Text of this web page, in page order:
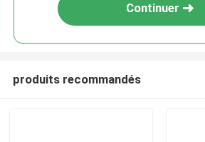
Continuer
produits recommandés